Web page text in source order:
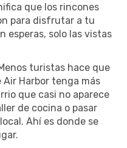
que los rincones
para disfrutar a tu
esperas, solo las vistas
turistas hace que
Harbor tenga más
que casi no aparece
de cocina o pasar
Ahí es donde se